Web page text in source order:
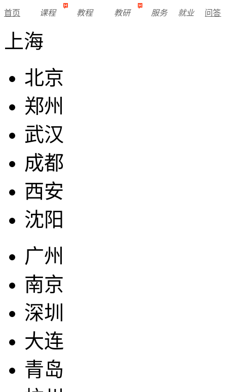
首页 课程 教程 教研 服务 就业 问答
上海
北京
郑州
武汉
成都
西安
沈阳
广州
南京
深圳
大连
青岛